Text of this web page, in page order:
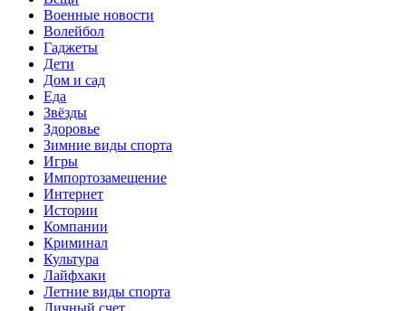
Военные новости
Волейбол
Гаджеты
Дети
Дом и сад
Еда
Звёзды
Здоровье
Зимние виды спорта
Игры
Импортозамещение
Интернет
Истории
Компании
Криминал
Культура
Лайфхаки
Летние виды спорта
Личный счет